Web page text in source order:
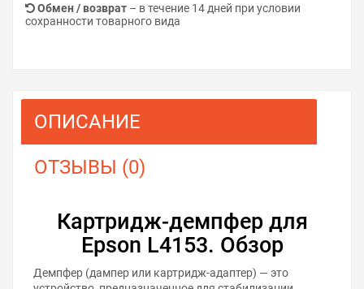
Обмен / возврат – в течение 14 дней при условии
сохранности товарного вида
ОПИСАНИЕ
ОТЗЫВЫ (0)
Картридж-демпфер для
Epson L4153. Обзор
Демпфер (дампер или картридж-адаптер) — это